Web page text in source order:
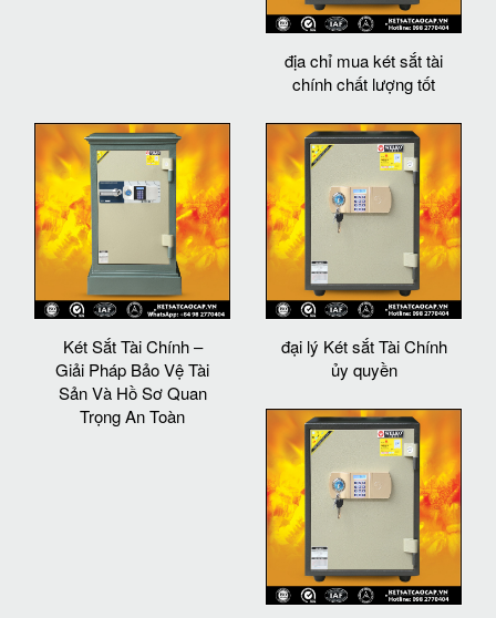
địa chỉ mua két sắt tài
chính chất lượng tốt
Két Sắt Tài Chính –
Giải Pháp Bảo Vệ Tài
Sản Và Hồ Sơ Quan
Trọng An Toàn
đại lý Két sắt Tài Chính
ủy quyền